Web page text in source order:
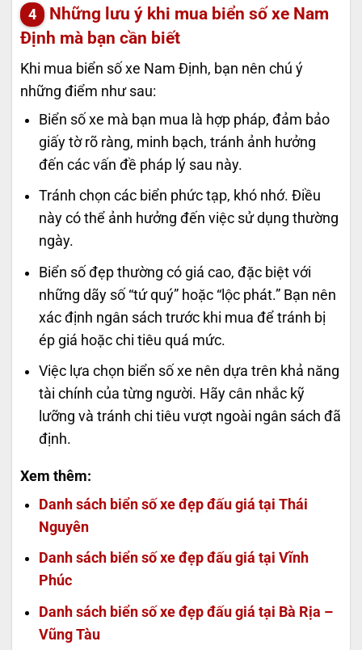
Những lưu ý khi mua biển số xe Nam
Định mà bạn cần biết
Khi mua biển số xe Nam Định, bạn nên chú ý
những điểm như sau:
Biển số xe mà bạn mua là hợp pháp, đảm bảo
giấy tờ rõ ràng, minh bạch, tránh ảnh hưởng
đến các vấn đề pháp lý sau này.
Tránh chọn các biển phức tạp, khó nhớ. Điều
này có thể ảnh hưởng đến việc sử dụng thường
ngày.
Biển số đẹp thường có giá cao, đặc biệt với
những dãy số “tứ quý” hoặc “lộc phát.” Bạn nên
xác định ngân sách trước khi mua để tránh bị
ép giá hoặc chi tiêu quá mức.
Việc lựa chọn biển số xe nên dựa trên khả năng
tài chính của từng người. Hãy cân nhắc kỹ
lưỡng và tránh chi tiêu vượt ngoài ngân sách đã
định.
Xem thêm:
Danh sách biển số xe đẹp đấu giá tại Thái
Nguyên
Danh sách biển số xe đẹp đấu giá tại Vĩnh
Phúc
Danh sách biển số xe đẹp đấu giá tại Bà Rịa –
Vũng Tàu